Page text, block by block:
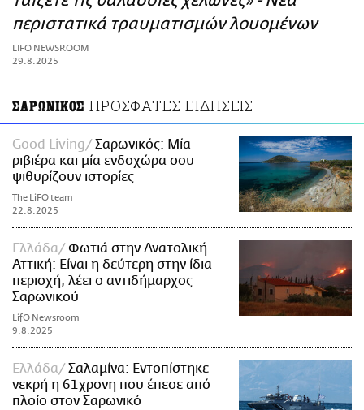
ΑΜΠΑ
PRINT
περιστατικά τραυματισμών λουομένων
LIFO NEWSROOM
29.8.2025
ΣΑΡΩΝΙΚΟΣ ΠΡΟΣΦΑΤΕΣ ΕΙΔΗΣΕΙΣ
Good Living
Σαρωνικός: Μία
ριβιέρα και μία ενδοχώρα σου
ψιθυρίζουν ιστορίες
The LiFO team
22.8.2025
Ελλάδα
Φωτιά στην Ανατολική
Αττική: Είναι η δεύτερη στην ίδια
περιοχή, λέει ο αντιδήμαρχος
Σαρωνικού
LifO Newsroom
9.8.2025
Ελλάδα
Σαλαμίνα: Εντοπίστηκε
νεκρή η 61χρονη που έπεσε από
πλοίο στον Σαρωνικό